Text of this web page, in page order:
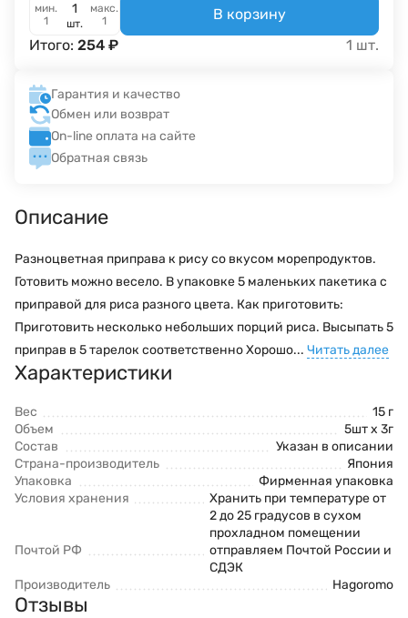
мин.
1
шт.
макс.
1
В корзину
Итого: 254 ₽ 1 шт.
Гарантия и качество
Обмен или возврат
On-line оплата на сайте
Обратная связь
Описание
Разноцветная приправа к рису со вкусом морепродуктов.
Готовить можно весело. В упаковке 5 маленьких пакетика с
приправой для риса разного цвета. Как приготовить:
Приготовить несколько небольших порций риса. Высыпать 5
приправ в 5 тарелок соответственно Хорошо... Читать далее
Характеристики
Вес
15 г
Объем
5шт х 3г
Состав
Указан в описании
Страна-производитель
Япония
Упаковка
Фирменная упаковка
Условия хранения
Хранить при температуре от
2 до 25 градусов в сухом
прохладном помещении
Почтой РФ
отправляем Почтой России и
СДЭК
Производитель
Hagoromo
Отзывы